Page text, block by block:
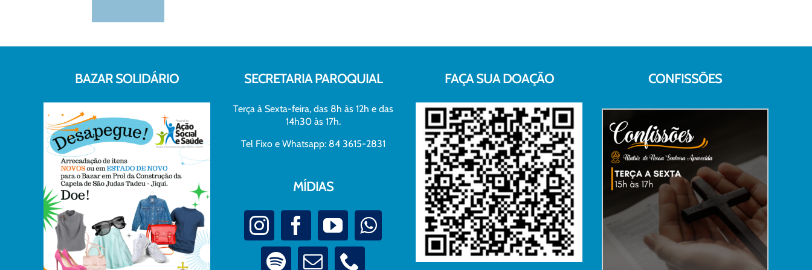
BAZAR SOLIDÁRIO SECRETARIA PAROQUIAL
Terça à Sexta-feira, das 8h às 12h e das
14h30 às 17h.
Tel Fixo e Whatsapp: 84 3615-2831
MÍDIAS
FAÇA SUA DOAÇÃO CONFISSÕES